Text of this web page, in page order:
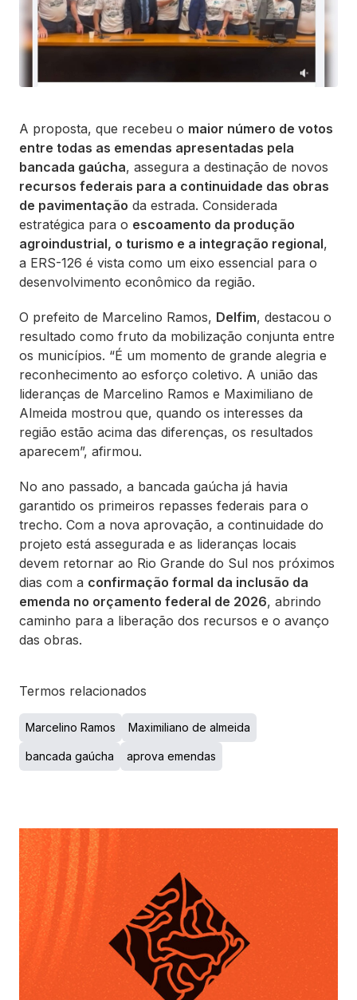
A proposta, que recebeu o maior número de votos
entre todas as emendas apresentadas pela
bancada gaúcha, assegura a destinação de novos
recursos federais para a continuidade das obras
de pavimentação da estrada. Considerada
estratégica para o escoamento da produção
agroindustrial, o turismo e a integração regional,
a ERS-126 é vista como um eixo essencial para o
desenvolvimento econômico da região.
O prefeito de Marcelino Ramos, Delfim, destacou o
resultado como fruto da mobilização conjunta entre
os municípios. “É um momento de grande alegria e
reconhecimento ao esforço coletivo. A união das
lideranças de Marcelino Ramos e Maximiliano de
Almeida mostrou que, quando os interesses da
região estão acima das diferenças, os resultados
aparecem”, afirmou.
No ano passado, a bancada gaúcha já havia
garantido os primeiros repasses federais para o
trecho. Com a nova aprovação, a continuidade do
projeto está assegurada e as lideranças locais
devem retornar ao Rio Grande do Sul nos próximos
dias com a confirmação formal da inclusão da
emenda no orçamento federal de 2026, abrindo
caminho para a liberação dos recursos e o avanço
das obras.
Termos relacionados
Marcelino Ramos Maximiliano de almeida
bancada gaúcha aprova emendas